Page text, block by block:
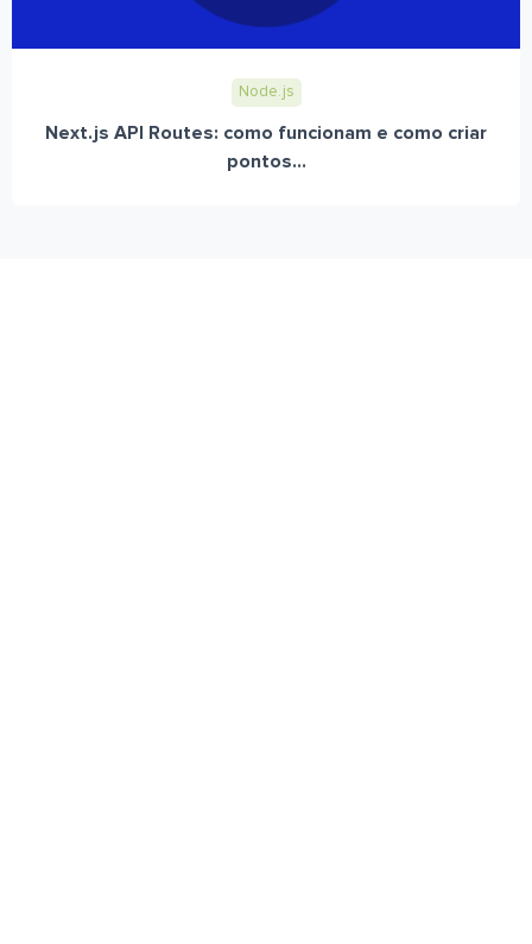
Node.js
Next.js API Routes: como funcionam e como criar
pontos...